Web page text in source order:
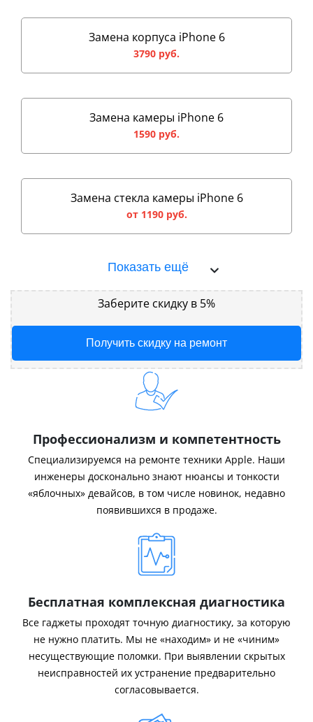
Замена корпуса iPhone 6
3790 руб.
Замена камеры iPhone 6
1590 руб.
Замена стекла камеры iPhone 6
от 1190 руб.
Показать ещё
Заберите скидку в 5%
Получить скидку на ремонт
Профессионализм и компетентность
Специализируемся на ремонте техники Apple. Наши
инженеры досконально знают нюансы и тонкости
«яблочных» девайсов, в том числе новинок, недавно
появившихся в продаже.
Бесплатная комплексная диагностика
Все гаджеты проходят точную диагностику, за которую
не нужно платить. Мы не «находим» и не «чиним»
несуществующие поломки. При выявлении скрытых
неисправностей их устранение предварительно
согласовывается.